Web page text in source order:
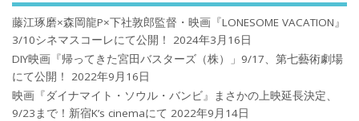
藤江琢磨×森岡龍P×下社敦郎監督・映画『LONESOME VACATION』
3/10シネマスコーレにて公開！
2024年3月16日
DIY映画『帰ってきた宮田バスターズ（株）」9/17、第七藝術劇場
にて公開！
2022年9月16日
映画『ダイナマイト・ソウル・バンビ』まさかの上映延長決定、
9/23まで！新宿K’s cinemaにて 2022年9月14日